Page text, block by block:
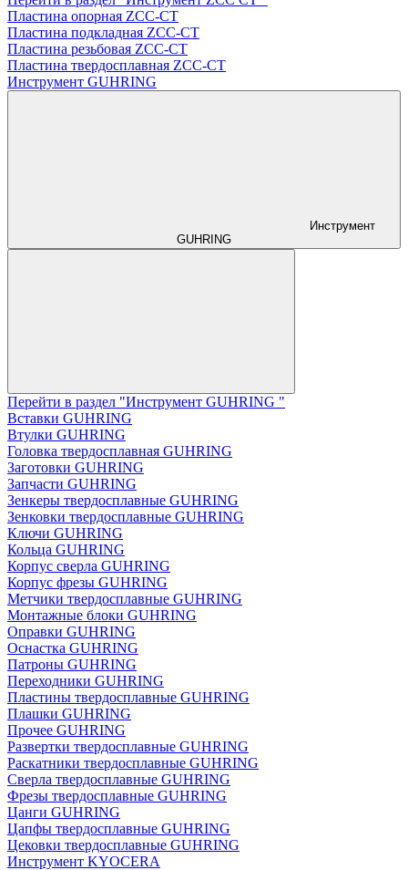
Пластина опорная ZCC-CT
Пластина подкладная ZCC-CT
Пластина резьбовая ZCC-CT
Пластина твердосплавная ZCC-CT
Инструмент GUHRING
Инструмент
GUHRING
Перейти в раздел "Инструмент GUHRING "
Вставки GUHRING
Втулки GUHRING
Головка твердосплавная GUHRING
Заготовки GUHRING
Запчасти GUHRING
Зенкеры твердосплавные GUHRING
Зенковки твердосплавные GUHRING
Ключи GUHRING
Кольца GUHRING
Корпус сверла GUHRING
Корпус фрезы GUHRING
Метчики твердосплавные GUHRING
Монтажные блоки GUHRING
Оправки GUHRING
Оснастка GUHRING
Патроны GUHRING
Переходники GUHRING
Пластины твердосплавные GUHRING
Плашки GUHRING
Прочее GUHRING
Развертки твердосплавные GUHRING
Раскатники твердосплавные GUHRING
Сверла твердосплавные GUHRING
Фрезы твердосплавные GUHRING
Цанги GUHRING
Цапфы твердосплавные GUHRING
Цековки твердосплавные GUHRING
Инструмент KYOCERA